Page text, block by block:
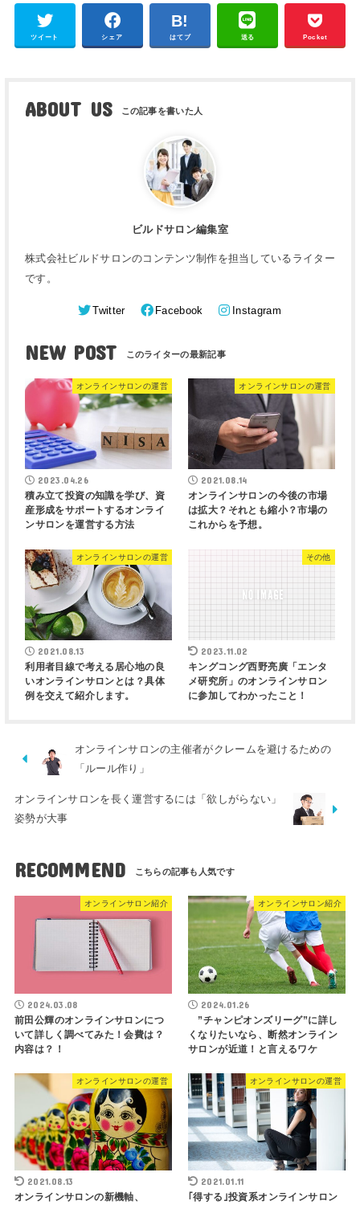
ツイート シェア はてブ 送る Pocket
ABOUT US
ビルドサロン編集室
株式会社ビルドサロンのコンテンツ制作を担当しているライター
です。
Twitter Facebook Instagram
NEW POST
オンラインサロンの運営
2023.04.26
積み立て投資の知識を学び、資
産形成をサポートするオンライ
ンサロンを運営する方法
オンラインサロンの運営
2021.08.14
オンラインサロンの今後の市場
は拡大？それとも縮小？市場の
これからを予想。
オンラインサロンの運営
2021.08.13
利用者目線で考える居心地の良
いオンラインサロンとは？具体
例を交えて紹介します。
その他
2023.11.02
キングコング西野亮廣「エンタ
メ研究所」のオンラインサロン
に参加してわかったこと！
オンラインサロンの主催者がクレームを避けるための
「ルール作り」
オンラインサロンを長く運営するには「欲しがらない」
姿勢が大事
RECOMMEND
オンラインサロン紹介
2024.03.08
前田公輝のオンラインサロンにつ
いて詳しく調べてみた！会費は？
内容は？！
オンラインサロン紹介
2024.01.26
”チャンピオンズリーグ”に詳し
くなりたいなら、断然オンライン
サロンが近道！と言えるワケ
オンラインサロンの運営
2021.08.13
オンラインサロンの新機軸、
オンラインサロンの運営
2021.01.11
｢得する｣投資系オンラインサロン